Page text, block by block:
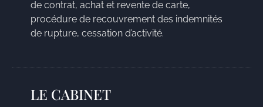
de contrat, achat et revente de carte,
procédure de recouvrement des indemnités
de rupture, cessation d’activité.
LE CABINET